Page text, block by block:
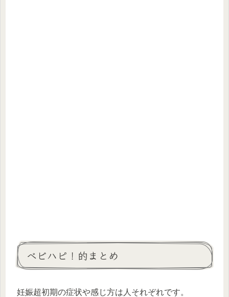
ベビハピ！的まとめ
妊娠超初期の症状や感じ方は人それぞれです。